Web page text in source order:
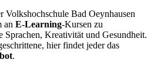
Volkshochschule Bad Oeynhausen
an E-Learning-Kursen zu
Sprachen, Kreativität und Gesundheit.
hier findet jeder das
.